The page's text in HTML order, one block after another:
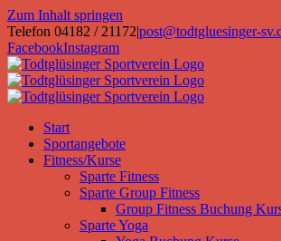
Zum Inhalt springen
Telefon 04182 / 21172|post@todtgluesinger-
FacebookInstagram
Start
Sportangebote
Fitness/Kurse
Sparte Fitness
Sparte Group Fitness
Group Fitness Buchung
Sparte Yoga